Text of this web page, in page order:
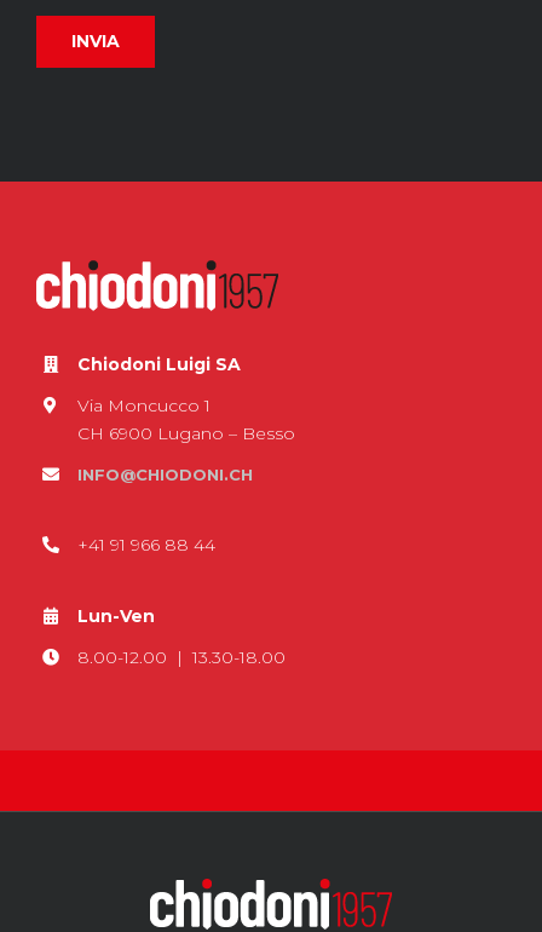
Chiodoni Luigi SA
Via Moncucco 1
CH 6900 Lugano – Besso
INFO@CHIODONI.CH
+41 91 966 88 44
Lun-Ven
8.00-12.00 | 13.30-18.00